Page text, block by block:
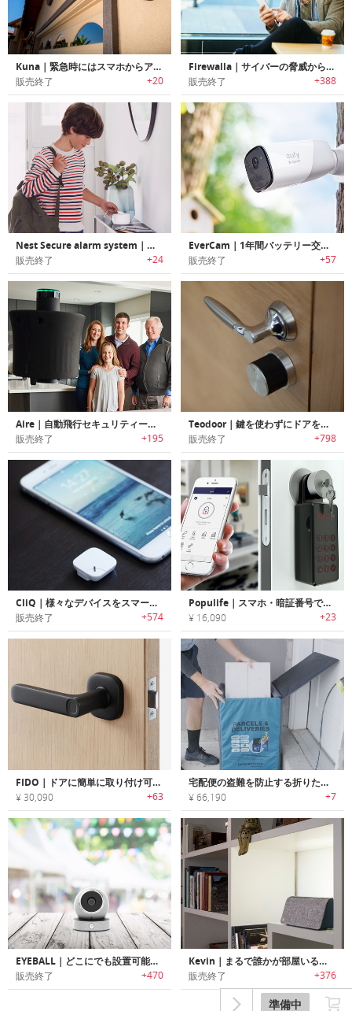
準備中
Kuna｜緊急時にはスマホからアクションを行えるスマートホームセキュリティー野外ライト「クナ」
販売終了 +20
Firewalla｜サイバーの脅威から家族を守るサイバーセキュリティデバイス「ファイアーウォーラ」
販売終了 +388
Nest Secure alarm system｜窓・ドア開閉/入退出検知機能搭載セキュリティシステム「ネストセキュア」
販売終了 +24
EverCam｜1年間バッテリー交換不要のワイヤレスセキュリティーカメラ「エバーカム」
販売終了 +57
Aire｜自動飛行セキュリティードローン「エアー」
販売終了 +195
Teodoor｜鍵を使わずにドアを開閉可能なスマートロック「ティオドアー」
販売終了 +798
CliQ｜様々なデバイスをスマート化するボタン型スマートワイヤレスセンサー「クリック」
販売終了 +574
Populife｜スマホ・暗証番号でオープン可能なスマートキーボックス「ポピュライフ」
¥ 16,090 +23
FIDO｜ドアに簡単に取り付け可能なミニマルデザインスマートロック「フィドー」
¥ 30,090 +63
宅配便の盗難を防止する折りたたみ式パッケージデリバリーボックス「iDoorBox（アイドアボックス」
¥ 66,190 +7
EYEBALL｜どこにでも設置可能なポータブルセキュリティカメラ「アイボール」
販売終了 +470
Kevin｜まるで誰かが部屋いるように錯覚させるIoTセキュリティデバイス「ケビン」
販売終了 +376